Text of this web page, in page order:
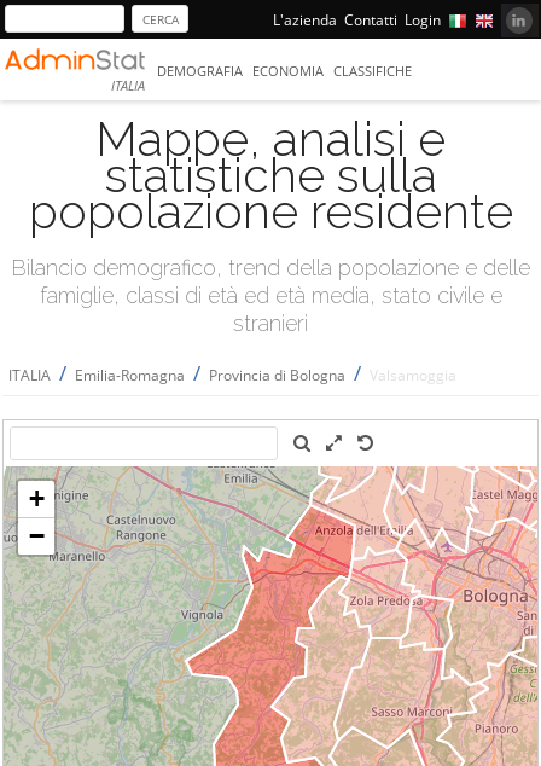
L'azienda Contatti Login
ITALIA
DEMOGRAFIA ECONOMIA CLASSIFICHE
Mappe, analisi e
statistiche sulla
popolazione residente
Bilancio demografico, trend della popolazione e delle
famiglie, classi di età ed età media, stato civile e
stranieri
ITALIA / Emilia-Romagna / Provincia di Bologna / Valsamoggia